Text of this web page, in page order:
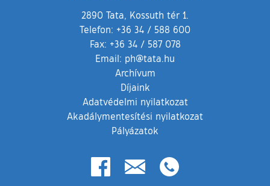
2890 Tata, Kossuth tér 1.
Telefon: +36 34 / 588 600
Fax: +36 34 / 587 078
Email: ph@tata.hu
Archívum(külső hivatkozás)
Díjaink
Adatvédelmi nyilatkozat
Akadálymentesítési nyilatkozat
Pályázatok